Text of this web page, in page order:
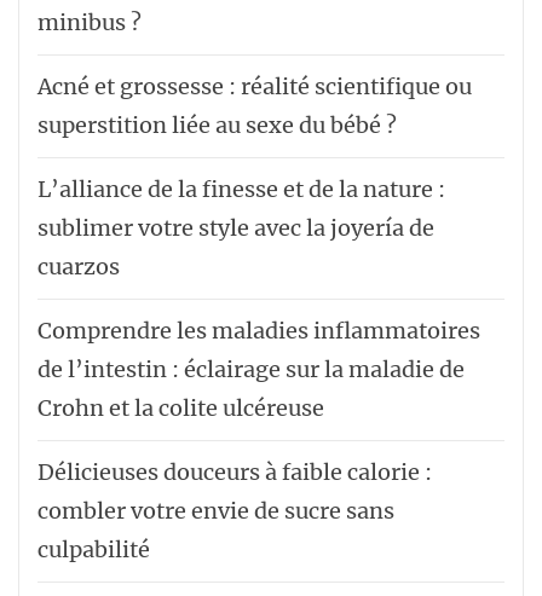
minibus ?
Acné et grossesse : réalité scientifique ou
superstition liée au sexe du bébé ?
L’alliance de la finesse et de la nature :
sublimer votre style avec la joyería de
cuarzos
Comprendre les maladies inflammatoires
de l’intestin : éclairage sur la maladie de
Crohn et la colite ulcéreuse
Délicieuses douceurs à faible calorie :
combler votre envie de sucre sans
culpabilité